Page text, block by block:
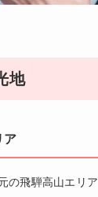
地
ア
の飛騨高山エリア